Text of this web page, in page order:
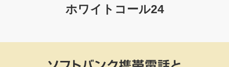
ホワイトコール24